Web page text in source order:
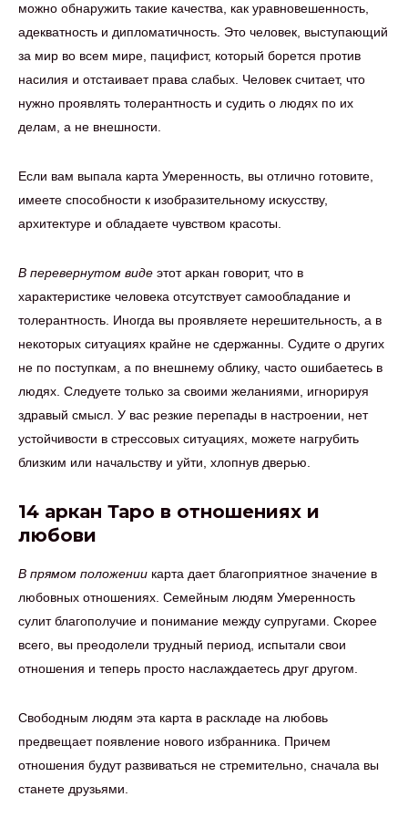
можно обнаружить такие качества, как уравновешенность,
адекватность и дипломатичность. Это человек, выступающий
за мир во всем мире, пацифист, который борется против
насилия и отстаивает права слабых. Человек считает, что
нужно проявлять толерантность и судить о людях по их
делам, а не внешности.
Если вам выпала карта Умеренность, вы отлично готовите,
имеете способности к изобразительному искусству,
архитектуре и обладаете чувством красоты.
В перевернутом виде этот аркан говорит, что в
характеристике человека отсутствует самообладание и
толерантность. Иногда вы проявляете нерешительность, а в
некоторых ситуациях крайне не сдержанны. Судите о других
не по поступкам, а по внешнему облику, часто ошибаетесь в
людях. Следуете только за своими желаниями, игнорируя
здравый смысл. У вас резкие перепады в настроении, нет
устойчивости в стрессовых ситуациях, можете нагрубить
близким или начальству и уйти, хлопнув дверью.
14 аркан Таро в отношениях и
любови
В прямом положении карта дает благоприятное значение в
любовных отношениях. Семейным людям Умеренность
сулит благополучие и понимание между супругами. Скорее
всего, вы преодолели трудный период, испытали свои
отношения и теперь просто наслаждаетесь друг другом.
Свободным людям эта карта в раскладе на любовь
предвещает появление нового избранника. Причем
отношения будут развиваться не стремительно, сначала вы
станете друзьями.